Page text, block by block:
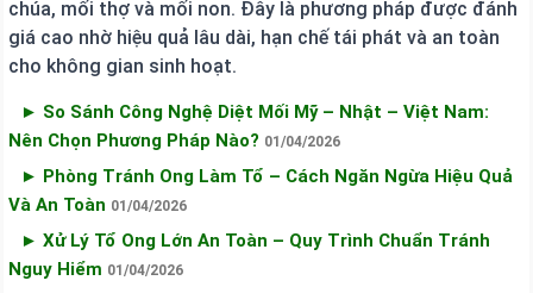
chúa, mối thợ và mối non. Đây là phương pháp được đánh
giá cao nhờ hiệu quả lâu dài, hạn chế tái phát và an toàn
cho không gian sinh hoạt.
► So Sánh Công Nghệ Diệt Mối Mỹ – Nhật – Việt Nam:
Nên Chọn Phương Pháp Nào? 01/04/2026
► Phòng Tránh Ong Làm Tổ – Cách Ngăn Ngừa Hiệu Quả
Và An Toàn 01/04/2026
► Xử Lý Tổ Ong Lớn An Toàn – Quy Trình Chuẩn Tránh
Nguy Hiểm 01/04/2026